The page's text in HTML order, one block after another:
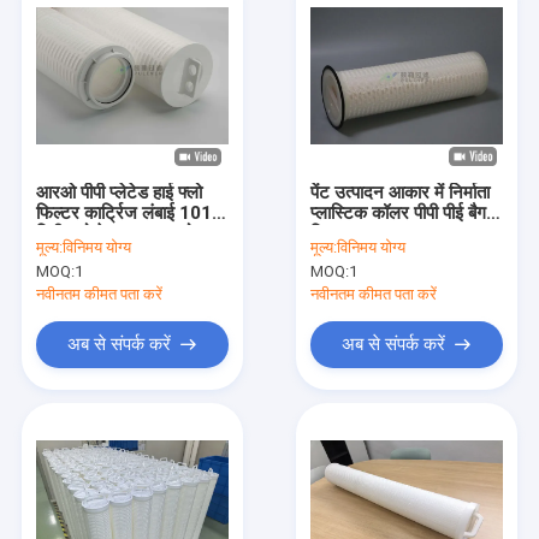
उत्पाद
वीडियो
आरओ पीपी प्लेटेड हाई फ्लो
फिल्टर कार्ट्रिज लंबाई 1016
मिमी फ्लो रेट 10 माइक्रोन
मूल्य:विनिमय योग्य
MOQ:1
नवीनतम कीमत पता करें
अब से संपर्क करें
पेंट उत्पादन आकार में निर्माता
प्लास्टिक कॉलर पीपी पीई बैग
फ़िल्टर 1 आकार 2
मूल्य:विनिमय योग्य
MOQ:1
नवीनतम कीमत पता करें
अब से संपर्क करें